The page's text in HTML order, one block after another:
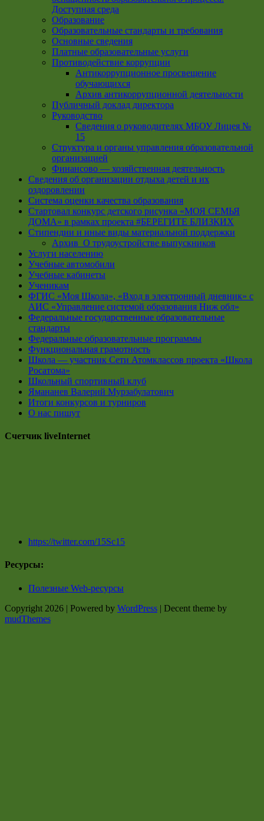
Доступная среда
Образование
Образовательные стандарты и требования
Основные сведения
Платные образовательные услуги
Противодействие коррупции
Антикоррупционное просвещение
обучающихся
Архив антикоррупционной деятельности
Публичный доклад директора
Руководство
Cведения о руководителях МБОУ Лицея №
15
Структура и органы управления образовательной
организацией
Финансово — хозяйственная деятельность
Сведения об организации отдыха детей и их
оздоровлении
Система оценки качества образования
Стартовал конкурс детского рисунка «МОЯ СЕМЬЯ
ДОМА» в рамках проекта #БЕРЕГИТЕ БЛИЗКИХ
Стипендии и иные виды материальной поддержки
Архив_О трудоустройстве выпускников
Услуги населению
Учебные автомобили
Учебные кабинеты
Ученикам
ФГИС «Моя Школа», «Вход в электронный дневник» с
АИС «Управление системой образования Ниж обл»
Федеральные государственные образовательные
стандарты
Федеральные образовательные программы
Функциональная грамотность
Школа — участник Сети Атомклассов проекта «Школа
Росатома»
Школьный спортивный клуб
Ямананев Валерий Мурзабулатович
Итоги конкурсов и турниров
О нас пишут
Счетчик liveInternet
https://twitter.com/15Sc15
Ресурсы:
Полезные Web-ресурсы
Copyright 2026 | Powered by WordPress | Decent theme by
mudThemes